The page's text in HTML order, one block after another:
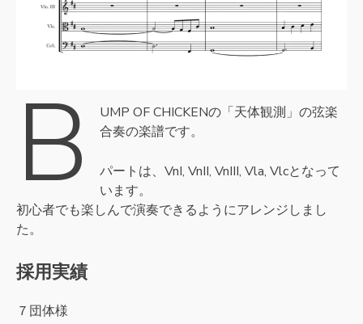
B
UMP OF CHICKENの「天体観測」の弦楽
合奏の楽譜です。
パートは、VnI, VnII, VnIII, Vla, Vlcとなって
います。
初心者でも楽しんで演奏できるようにアレンジしまし
た。
採用実績
７団体様